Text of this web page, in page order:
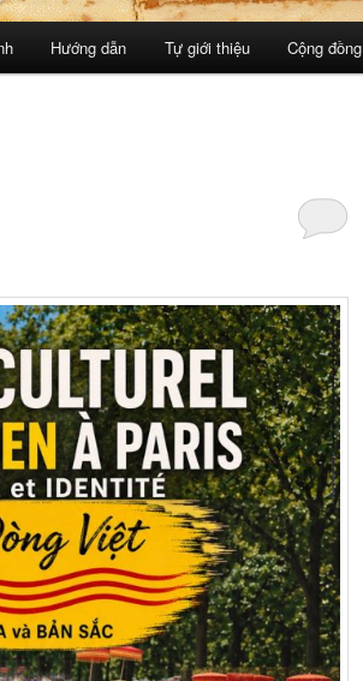
Hướng dẫn Tự giới thiệu Cộng đồng